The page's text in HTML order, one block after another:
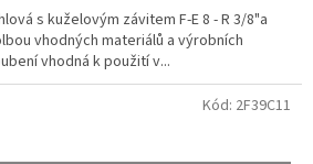
s kuželovým závitem F-E 8 - R 3/8"a
vhodných materiálů a výrobních
vhodná k použití v...
Kód: 2F39C11